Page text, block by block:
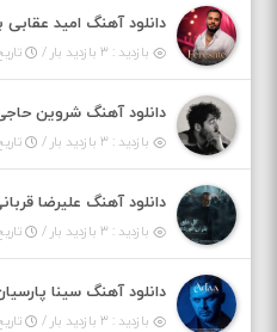
دانلود آهنگ امید عقابی
بازدید : ۳ بازدید بار / تاریخ :
دانلود آهنگ شروین
بازدید : ۳ بازدید بار / تاریخ :
دانلود آهنگ علیرضا
بازدید : ۳ بازدید بار / تاریخ :
دانلود آهنگ سینا
بازدید : ۳ بازدید بار / تاریخ :